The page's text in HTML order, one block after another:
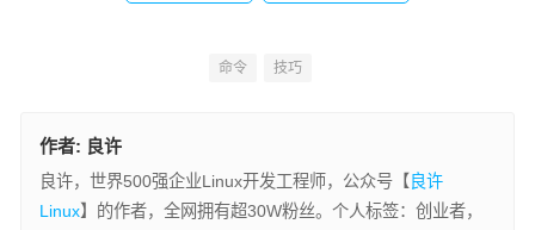
命令 技巧
作者: 良许
良许，世界500强企业Linux开发工程师，公众号【 良许
Linux】的作者，全网拥有超30W粉丝。个人标签：创业者，